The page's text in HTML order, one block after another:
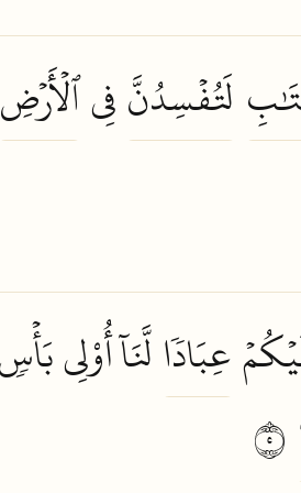
لَتُفۡسِدُنَّفِيٱلۡأَرۡضِ
عِبَادٗالَّنَآ أُوْلِي